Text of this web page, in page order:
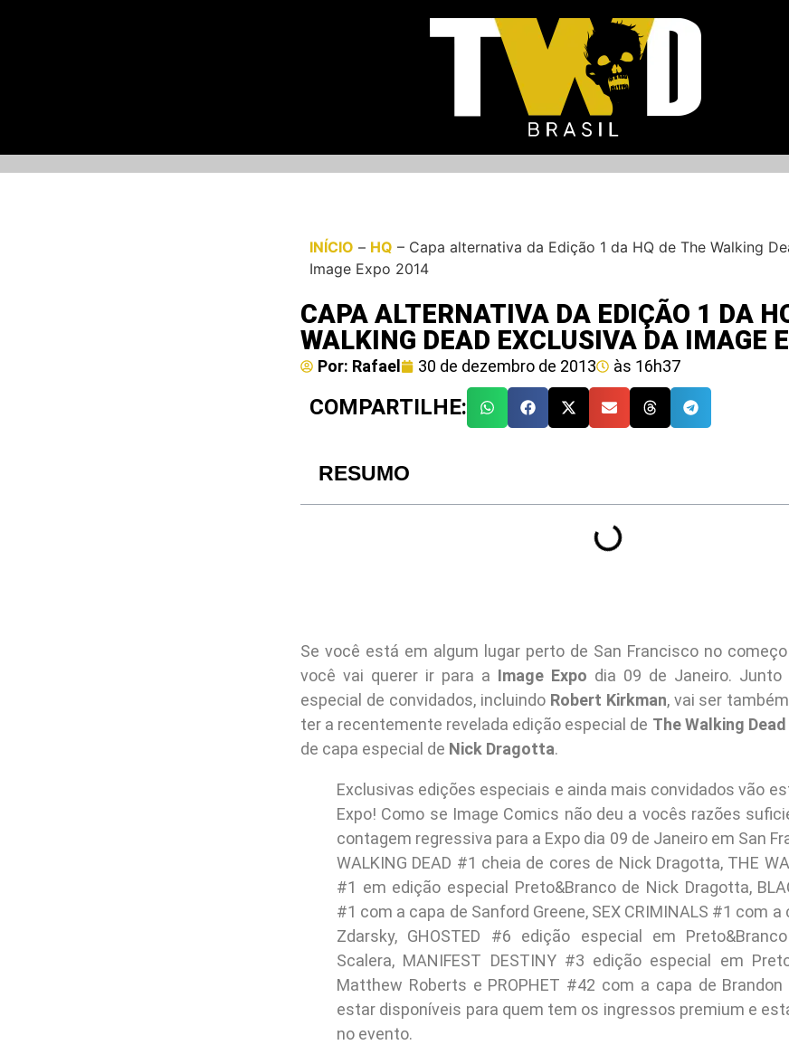
INÍCIO – HQ – Capa alternativa da Edição 1 da HQ de The Walking
Image Expo 2014
CAPA ALTERNATIVA DA EDIÇÃO 1 DA
WALKING DEAD EXCLUSIVA DA IMAGE
Por: Rafael 30 de dezembro de 2013 às 16h37
COMPARTILHE:
RESUMO
Se você está em algum lugar perto de San Francisco no
você vai querer ir para a Image Expo dia 09 de Janeiro.
especial de convidados, incluindo Robert Kirkman, vai ser
ter a recentemente revelada edição especial de The Walking Dead
de capa especial de Nick Dragotta.
Exclusivas edições especiais e ainda mais convidados vão
Expo! Como se Image Comics não deu a vocês razões
contagem regressiva para a Expo dia 09 de Janeiro em San
WALKING DEAD #1 cheia de cores de Nick Dragotta, THE
#1 em edição especial Preto&Branco de Nick Dragotta,
#1 com a capa de Sanford Greene, SEX CRIMINALS #1 com a
Zdarsky, GHOSTED #6 edição especial em
Scalera, MANIFEST DESTINY #3 edição especial em
Matthew Roberts e PROPHET #42 com a capa de Brandon
estar disponíveis para quem tem os ingressos premium e
no evento.